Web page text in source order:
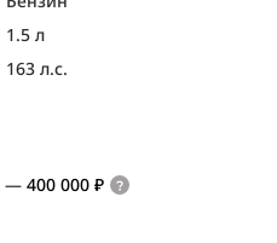
1.5 л
163 л.с.
— 400 000 ₽